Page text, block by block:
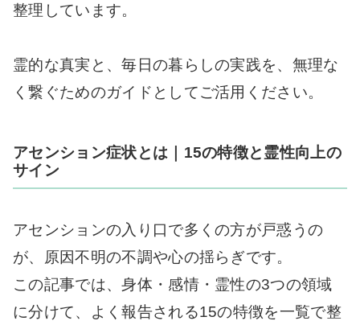
整理しています。
霊的な真実と、毎日の暮らしの実践を、無理な
く繋ぐためのガイドとしてご活用ください。
アセンション症状とは｜15の特徴と霊性向上の
サイン
アセンションの入り口で多くの方が戸惑うの
が、原因不明の不調や心の揺らぎです。
この記事では、身体・感情・霊性の3つの領域
に分けて、よく報告される15の特徴を一覧で整